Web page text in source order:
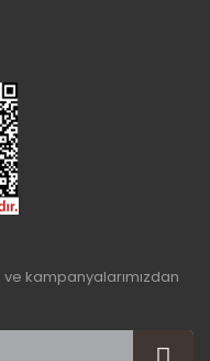
olmalı.
kampanyalarımızdan